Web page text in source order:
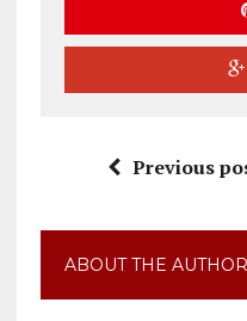
Previous
ABOUT THE AUTHOR